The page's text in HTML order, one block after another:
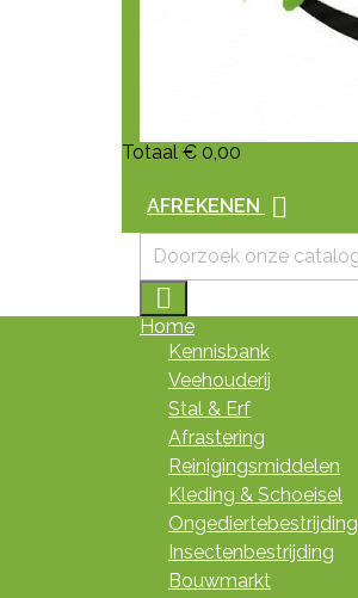
Totaal € 0,00
AFREKENEN 

Home
Kennisbank
Veehouderij
Stal & Erf
Afrastering
Reinigingsmiddelen
Kleding & Schoeisel
Ongediertebestrijding
Insectenbestrijding
Bouwmarkt